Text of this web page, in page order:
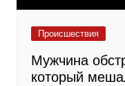
Происшествия
Мужчина
который